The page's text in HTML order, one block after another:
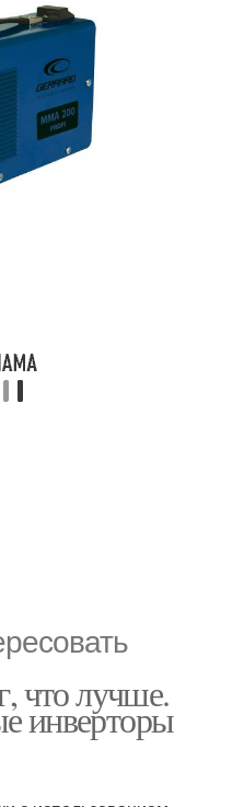
что лучше.
инверторы